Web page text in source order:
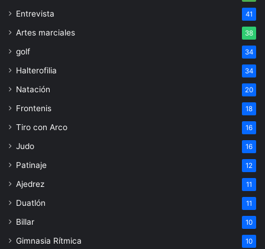
Entrevista 41
Artes marciales 38
golf 34
Halterofilia 34
Natación 20
Frontenis 18
Tiro con Arco 16
Judo 16
Patinaje 12
Ajedrez 11
Duatlón 11
Billar 10
Gimnasia Rítmica 10